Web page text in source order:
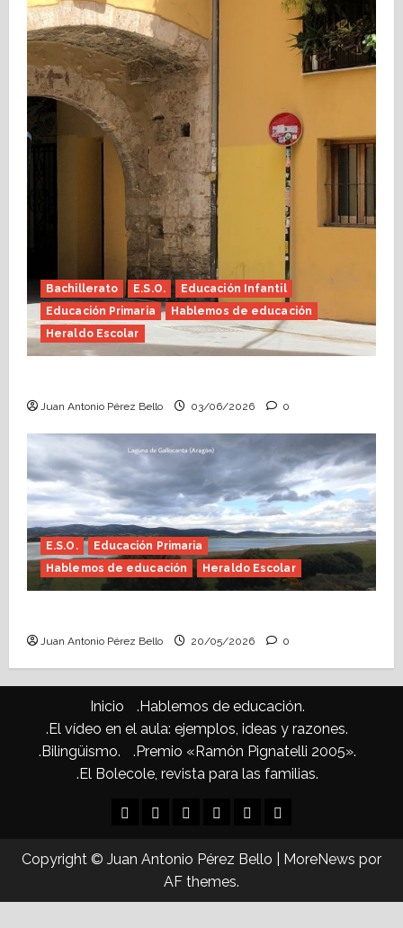
Bachillerato E.S.O.
Educación Infantil
Educación Primaria
Hablemos de educación
Heraldo Escolar
Juan Antonio Pérez Bello 03/06/2026 0
E.S.O.
Educación Primaria
Hablemos de educación
Heraldo Escolar
Juan Antonio Pérez Bello 20/05/2026 0
Inicio
.Hablemos de educación.
.El vídeo en el aula: ejemplos, ideas y razones.
.Bilingüismo.
.Premio «Ramón Pignatelli 2005».
.El Bolecole, revista para las familias.
Inicio.Hablemos
educación.
.El
en
el
.Bilingüismo.
.Premio
Pignatelli
.El
revista
Copyright © Juan Antonio Pérez Bello MoreNews por
AF themes.